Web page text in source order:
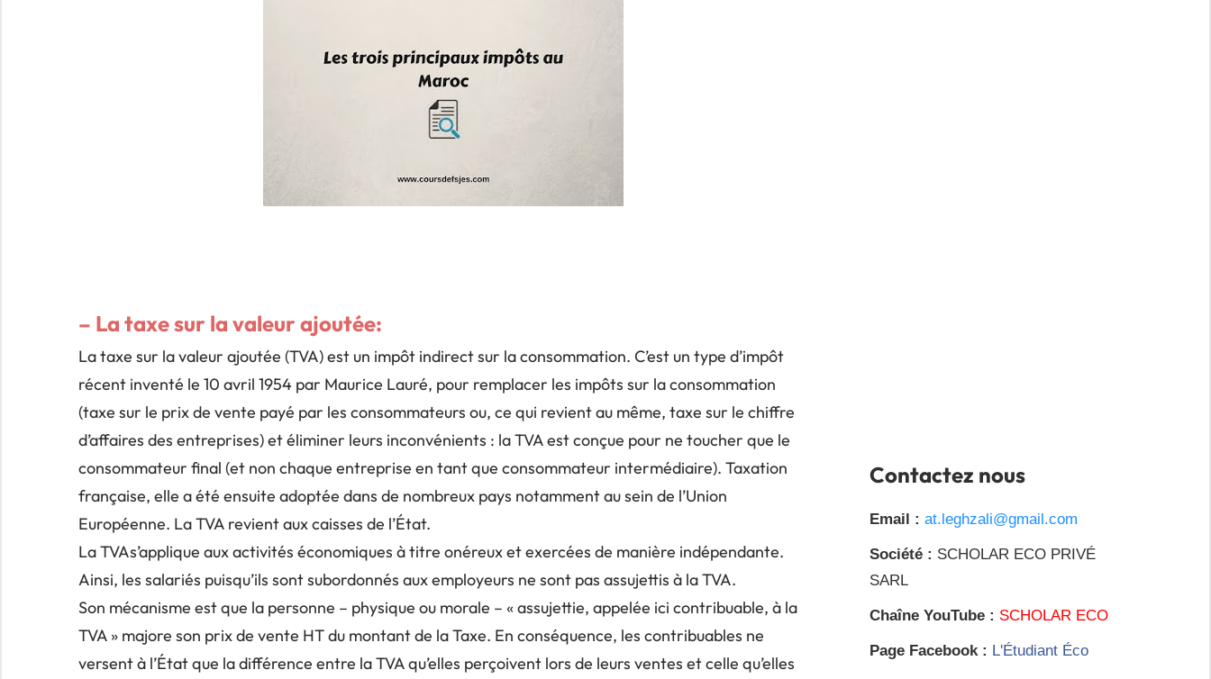
– La taxe sur la valeur ajoutée:
La taxe sur la valeur ajoutée (TVA) est un impôt indirect sur la consommation. C’est un type d’impôt
récent inventé le 10 avril 1954 par Maurice Lauré, pour remplacer les impôts sur la consommation
(taxe sur le prix de vente payé par les consommateurs ou, ce qui revient au même, taxe sur le chiffre
d’affaires des entreprises) et éliminer leurs inconvénients : la TVA est conçue pour ne toucher que le
consommateur final (et non chaque entreprise en tant que consommateur intermédiaire). Taxation
française, elle a été ensuite adoptée dans de nombreux pays notamment au sein de l’Union
Européenne. La TVA revient aux caisses de l’État.
La TVAs’applique aux activités économiques à titre onéreux et exercées de manière indépendante.
Ainsi, les salariés puisqu’ils sont subordonnés aux employeurs ne sont pas assujettis à la TVA.
Son mécanisme est que la personne – physique ou morale – « assujettie, appelée ici contribuable, à la
TVA » majore son prix de vente HT du montant de la Taxe. En conséquence, les contribuables ne
versent à l’État que la différence entre la TVA qu’elles perçoivent lors de leurs ventes et celle qu’elles
Contactez nous
Email : at.leghzali@gmail.com
Société : SCHOLAR ECO PRIVÉ
SARL
Chaîne YouTube : SCHOLAR ECO
Page Facebook : L'Étudiant Éco